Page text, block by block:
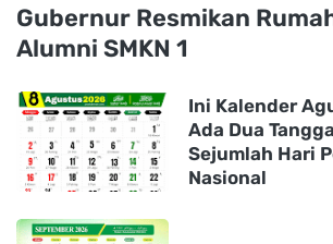
Gubernur Resmikan
Alumni SMKN 1
Ini Kalender
Ada Dua
Sejumlah Hari
Nasional